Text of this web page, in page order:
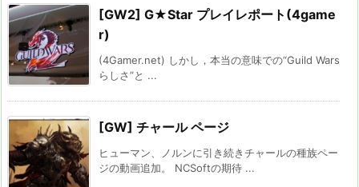
[GW2] G★Star プレイレポート(4game
r)
(4Gamer.net) しかし，本当の意味での“Guild Wars
らしさ”と ...
[GW] チャール ページ
ヒューマン、ノルンに引き続きチャールの種族ペー
ジの動画追加。 NCSoftの期待 ...